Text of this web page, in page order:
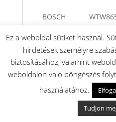
BOSCH
BOSCH
BOSCH
Ez a weboldal sütiket használ.
hirdetések személyre
biztosításához, valamint
weboldalon való böngészés
használatához.
Tudjon